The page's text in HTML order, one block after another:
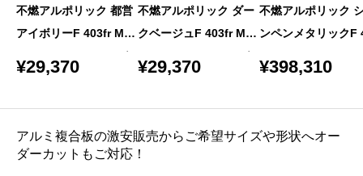
不燃アルポリック 都営
アイボリーF 403fr MF-
7 4mm 1000×1550 バ
¥29,370
不燃アルポリック ダー
クベージュF 403fr MF-
3 4mm 1000×1550 バ
¥29,370
不燃アルポリック
ンペンメタリックF
50 10枚
¥398,310
アルミ複合板の激安販売からご希望サイズや形状へオー
ダーカットもご対応！